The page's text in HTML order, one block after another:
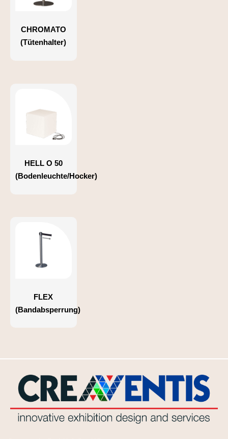
CHROMATO
(Tütenhalter)
HELL O 50
(Bodenleuchte/Hocker)
FLEX
(Bandabsperrung)